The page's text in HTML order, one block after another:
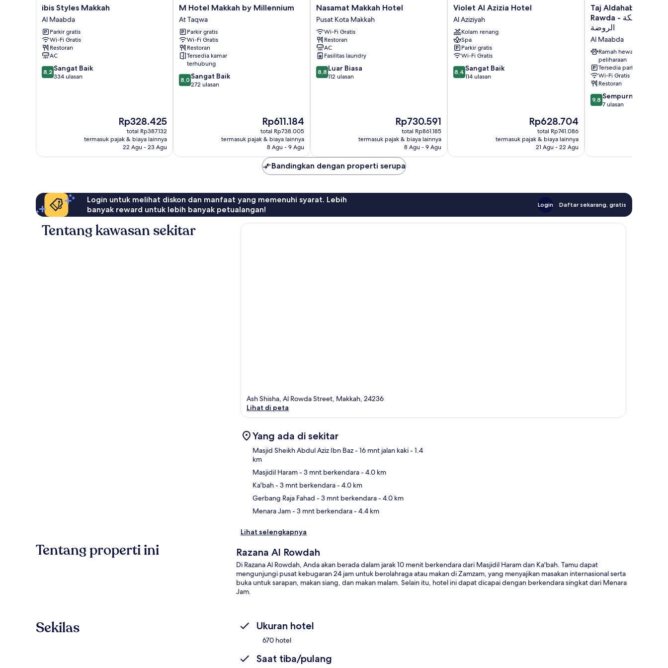
ibis
Styles
Makkah
Al
Maabda
ibis Styles Makkah
Al Maabda
Parkir gratis
Wi-Fi Gratis
Restoran
AC
8.2
dari
8,2 Sangat Baik
334 ulasan
Harga
sekarang
Rp328.425
Rp328.425
total Rp387.132
termasuk pajak & biaya lainnya
22 Agu - 23 Agu
M
Hotel
Makkah
by
Millennium
At
Taqwa
M Hotel Makkah by Millennium
At Taqwa
Parkir gratis
Wi-Fi Gratis
Restoran
Tersedia kamar
terhubung
8.0
dari
8,0 Sangat Baik
272 ulasan
Harga
sekarang
Rp611.184
Rp611.184
total Rp738.005
termasuk pajak & biaya lainnya
8 Agu - 9 Agu
Nasamat
Makkah
Hotel
Pusat
Kota
Makkah
Nasamat Makkah Hotel
Pusat Kota Makkah
Wi-Fi Gratis
Restoran
AC
Fasilitas laundry
8.8
dari
8,8 Luar Biasa
112 ulasan
Harga
sekarang
Rp730.591
Rp730.591
total Rp861.185
termasuk pajak & biaya lainnya
8 Agu - 9 Agu
Violet
Al
Azizia
Hotel
Al
Aziziyah
Violet Al Azizia Hotel
Al Aziziyah
Kolam renang
Spa
Parkir gratis
Wi-Fi Gratis
8.4
dari
8,4 Sangat Baik
114 ulasan
Harga
sekarang
Rp628.704
Rp628.704
total Rp741.086
termasuk pajak & biaya lainnya
21 Agu - 22 Agu
Taj
Aldahabia
Hotel
-
Makkah
-
Rawda
فندق
تاج
الذهبية
-
Taj Aldahabia Hotel
Rawda فندق تاج الذهبية - مكة -
الروضة
Al Maabda
Ramah hewan
peliharaan
Tersedia parkir
Wi-Fi Gratis
Restoran
9.8
dari
9,8 Sempurna
7 ulasan
Bandingkan dengan properti serupa
Login untuk melihat diskon dan manfaat yang memenuhi syarat. Lebih
banyak reward untuk lebih banyak petualangan!
Login Daftar sekarang, gratis
Tentang kawasan sekitar
Ash Shisha, Al Rowda Street, Makkah, 24236
Lihat di peta
Yang ada di sekitar
Masjid Sheikh Abdul Aziz Ibn Baz- 16 mnt jalan kaki- 1.4
km
Masjidil Haram- 3 mnt berkendara- 4.0 km
Ka'bah- 3 mnt berkendara- 4.0 km
Gerbang Raja Fahad - 3 mnt berkendara- 4.0 km
Menara Jam- 3 mnt berkendara- 4.4 km
Lihat selengkapnya
Tentang properti ini Razana Al Rowdah
Di Razana Al Rowdah, Anda akan berada dalam jarak 10 menit berkendara dari Masjidil Haram dan Ka'bah. Tamu dapat
mengunjungi pusat kebugaran 24 jam untuk berolahraga atau makan di Zamzam, yang menyajikan masakan internasional serta
buka untuk sarapan, makan siang, dan makan malam. Selain itu, hotel ini dapat dicapai dengan berkendara singkat dari Menara
Jam.
Sekilas Ukuran hotel
670 hotel
Saat tiba/pulang